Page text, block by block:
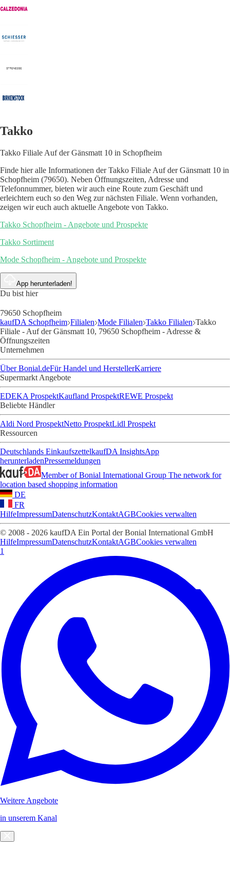
Takko
Takko Filiale Auf der Gänsmatt 10 in Schopfheim
Finde hier alle Informationen der Takko Filiale Auf der Gänsmatt 10 in
Schopfheim (79650). Neben Öffnungszeiten, Adresse und
Telefonnummer, bieten wir auch eine Route zum Geschäft und
erleichtern euch so den Weg zur nächsten Filiale. Wenn vorhanden,
zeigen wir euch auch aktuelle Angebote von Takko.
Takko Schopfheim - Angebote und Prospekte
Takko Sortiment
Mode Schopfheim - Angebote und Prospekte
App herunterladen!
Du bist hier
79650 Schopfheim
kaufDA Schopfheim Filialen Mode Filialen Takko Filialen Takko
Filiale - Auf der Gänsmatt 10, 79650 Schopfheim - Adresse &
Öffnungszeiten
Unternehmen
Über Bonial.deFür Handel und HerstellerKarriere
Supermarkt Angebote
EDEKA ProspektKaufland ProspektREWE Prospekt
Beliebte Händler
Aldi Nord ProspektNetto ProspektLidl Prospekt
Ressourcen
Deutschlands EinkaufszettelkaufDA InsightsApp
herunterladenPressemeldungen
Member of Bonial International Group The network for
location based shopping information
DE
FR
HilfeImpressumDatenschutzKontaktAGBCookies verwalten
© 2008 - 2026 kaufDA Ein Portal der Bonial International GmbH
HilfeImpressumDatenschutzKontaktAGBCookies verwalten
1
Weitere Angebote
in unserem Kanal